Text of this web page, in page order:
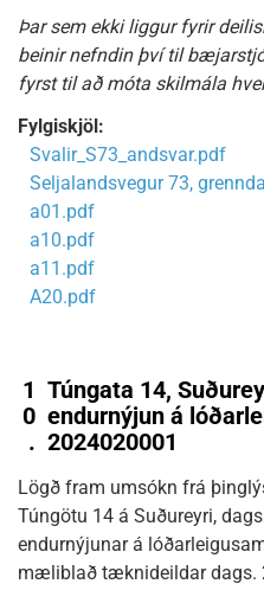
Þar sem ekki liggur fyrir
beinir nefndin því til
fyrst til að móta skilmála
Fylgiskjöl:
Svalir_S73_andsvar.pdf
Seljalandsvegur 73,
a01.pdf
a10.pdf
a11.pdf
A20.pdf
1
0
.
Túngata 14,
endurnýjun á
2024020001
Lögð fram umsókn frá
Túngötu 14 á Suðureyri,
endurnýjunar á
mæliblað tæknideildar dags.